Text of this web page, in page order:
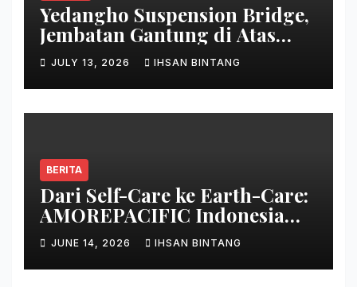
Yedangho Suspension Bridge,
Jembatan Gantung di Atas
Danau
JULY 13, 2026 IHSAN BINTANG
BERITA
Dari Self-Care ke Earth-Care:
AMOREPACIFIC Indonesia
Ciptakan Gerakan
Keberlanjutan Baru di Bali
JUNE 14, 2026 IHSAN BINTANG